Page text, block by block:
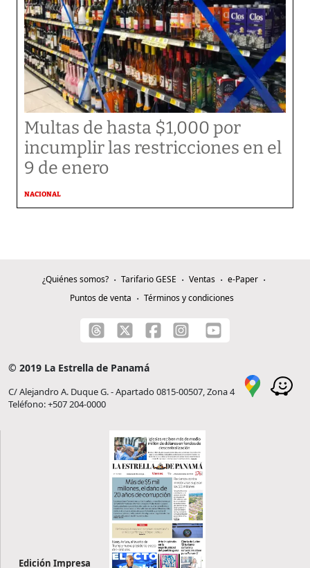
Multas de hasta $1,000 por
incumplir las restricciones en el
9 de enero
NACIONAL
¿Quiénes somos? Tarifario GESE Ventas
e-Paper
Puntos de venta
Términos y condiciones
© 2019 La Estrella de Panamá
C/ Alejandro A. Duque G. - Apartado 0815-00507, Zona 4
Teléfono: +507 204-0000
Edición Impresa